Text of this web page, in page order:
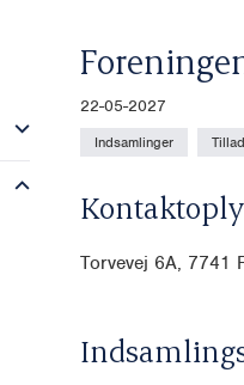
22-05-2027
Indsamlinger
Torvevej 6A, 7741